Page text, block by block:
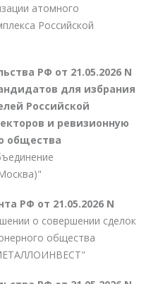
атомного
Российской
РФ от 21.05.2026 N
для избрания
Российской
и ревизионную
общества
РФ от 21.05.2026 N
о совершении сделок
общества